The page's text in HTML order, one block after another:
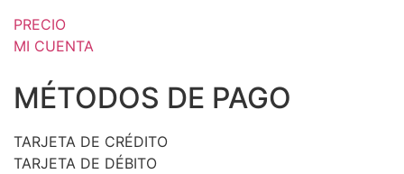
PRECIO
MI CUENTA
MÉTODOS DE PAGO
TARJETA DE CRÉDITO
TARJETA DE DÉBITO